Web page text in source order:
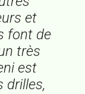
et
font de
très
est
drilles,